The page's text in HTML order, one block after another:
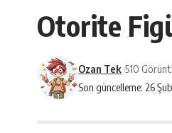
Otorite
Son güncelleme: 26
Ozan Tek 510